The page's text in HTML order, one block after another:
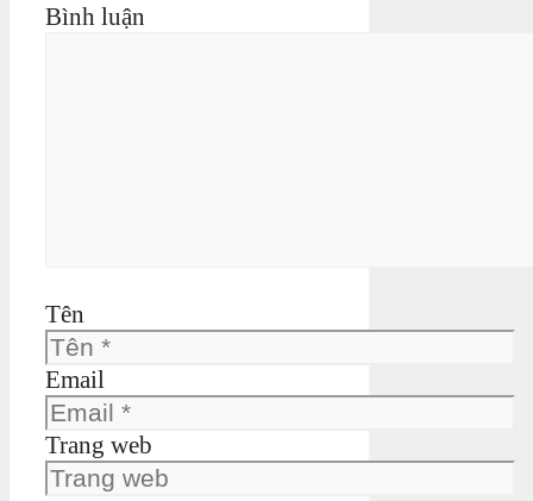
Bình luận
Tên
Email
Trang web